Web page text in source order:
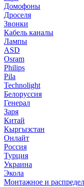
Домофоны
Дроселя
Звонки
Кабель каналы
Лампы
ASD
Osram
Philips
Pila
Technolight
Белоруссия
Генерал
Заря
Китай
Кыргызстан
Онлайт
Россия
Турция
Украина
Экола
Монтажное и